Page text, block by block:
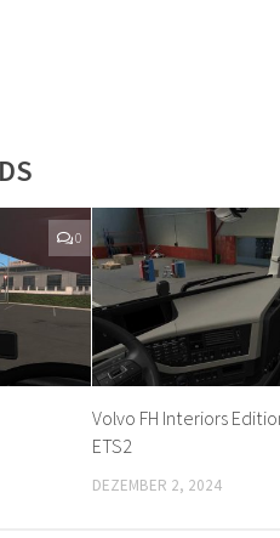
0
Volvo FH Interiors
ETS2
DEZEMBER 2, 2024